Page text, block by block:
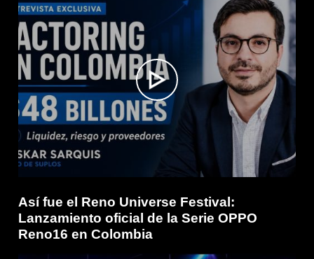
Así fue el Reno Universe Festival:
Lanzamiento oficial de la Serie OPPO
Reno16 en Colombia